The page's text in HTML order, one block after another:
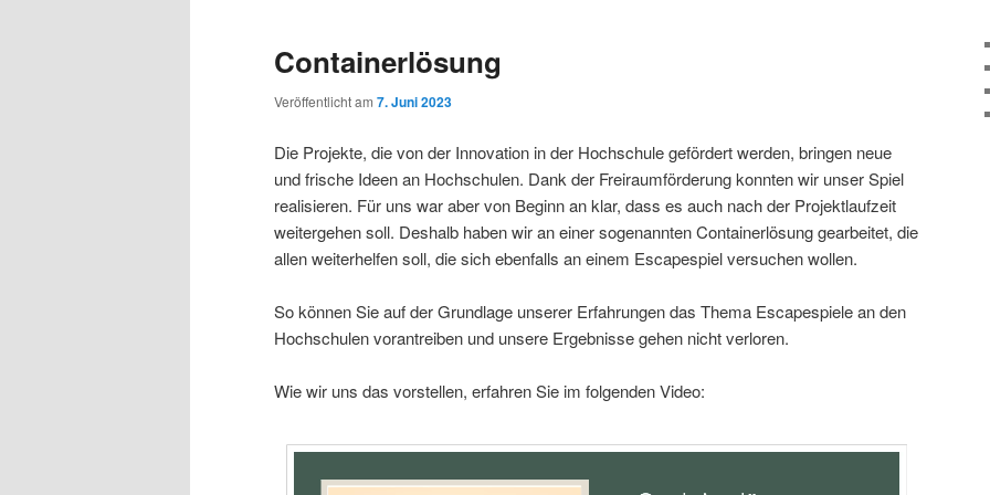
Containerlösung
Veröffentlicht am 7. Juni 2023
Die Projekte, die von der Innovation in der Hochschule gefördert werden, bringen neue
und frische Ideen an Hochschulen. Dank der Freiraumförderung konnten wir unser Spiel
realisieren. Für uns war aber von Beginn an klar, dass es auch nach der Projektlaufzeit
weitergehen soll. Deshalb haben wir an einer sogenannten Containerlösung gearbeitet, die
allen weiterhelfen soll, die sich ebenfalls an einem Escapespiel versuchen wollen.
So können Sie auf der Grundlage unserer Erfahrungen das Thema Escapespiele an den
Hochschulen vorantreiben und unsere Ergebnisse gehen nicht verloren.
Wie wir uns das vorstellen, erfahren Sie im folgenden Video: